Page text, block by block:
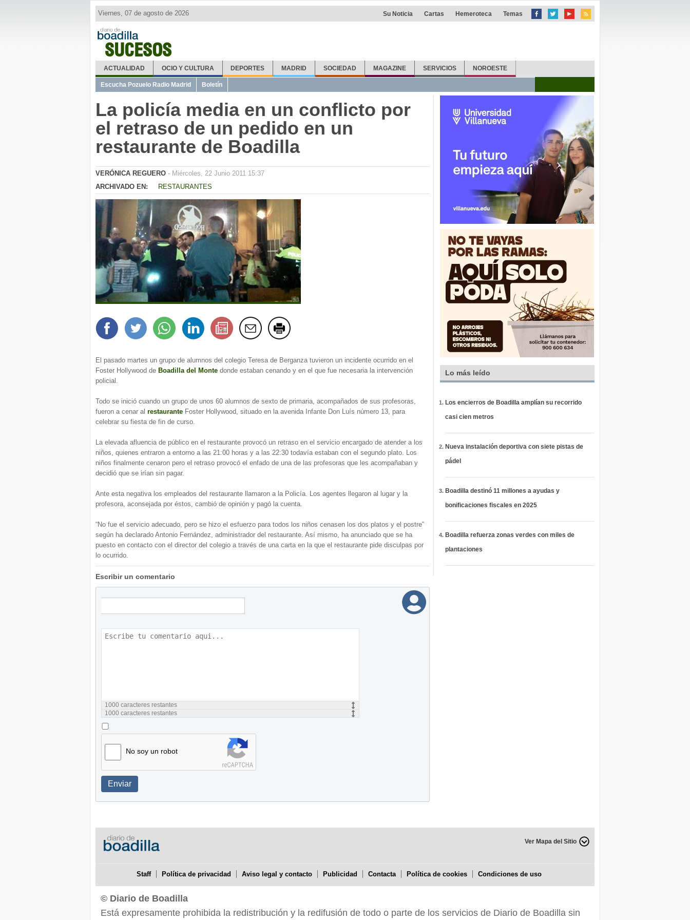
SUCESOS
Viernes, 07 de agosto de 2026 Su Noticia Cartas Hemeroteca Temas
ACTUALIDAD OCIO Y CULTURA DEPORTES MADRID SOCIEDAD MAGAZINE SERVICIOS NOROESTE
Escucha Pozuelo Radio Madrid Boletín
La policía media en un conflicto por
el retraso de un pedido en un
restaurante de Boadilla
VERÓNICA REGUERO - Miércoles, 22 Junio 2011 15:37
ARCHIVADO EN:
RESTAURANTES
El pasado martes un grupo de alumnos del colegio Teresa de Berganza tuvieron un incidente ocurrido en el
Foster Hollywood de Boadilla del Monte donde estaban cenando y en el que fue necesaria la intervención
policial.
Todo se inició cuando un grupo de unos 60 alumnos de sexto de primaria, acompañados de sus profesoras,
fueron a cenar al restaurante Foster Hollywood, situado en la avenida Infante Don Luís número 13, para
celebrar su fiesta de fin de curso.
La elevada afluencia de público en el restaurante provocó un retraso en el servicio encargado de atender a los
niños, quienes entraron a entorno a las 21:00 horas y a las 22:30 todavía estaban con el segundo plato. Los
niños finalmente cenaron pero el retraso provocó el enfado de una de las profesoras que les acompañaban y
decidió que se irían sin pagar.
Ante esta negativa los empleados del restaurante llamaron a la Policía. Los agentes llegaron al lugar y la
profesora, aconsejada por éstos, cambió de opinión y pagó la cuenta.
“No fue el servicio adecuado, pero se hizo el esfuerzo para todos los niños cenasen los dos platos y el postre”
según ha declarado Antonio Fernández, administrador del restaurante. Así mismo, ha anunciado que se ha
puesto en contacto con el director del colegio a través de una carta en la que el restaurante pide disculpas por
lo ocurrido.
Escribir un comentario
1000 caracteres restantes
1000 caracteres restantes
No soy un robot
Enviar
Lo más leído
Los encierros de Boadilla amplían su recorrido
casi cien metros
Nueva instalación deportiva con siete pistas de
pádel
Boadilla destinó 11 millones a ayudas y
bonificaciones fiscales en 2025
Boadilla refuerza zonas verdes con miles de
plantaciones
Ver Mapa del Sitio
Staff Política de privacidad Aviso legal y contacto Publicidad Contacta Política de cookies Condiciones de uso
© Diario de Boadilla
Está expresamente prohibida la redistribución y la redifusión de todo o parte de los servicios de Diario de Boadilla sin